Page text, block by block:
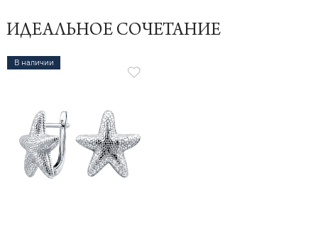
ИДЕАЛЬНОЕ СОЧЕТАНИЕ
В наличии